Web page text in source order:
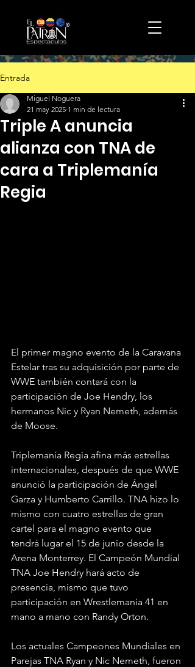
Entrada
Triple A anuncia
alianza con TNA de
cara a Triplemanía
Regia
Miguel Noguera
21 may 2025 1 min de lectura
El primer magno evento de la Caravana
Estelar tras su adquisición por parte de
WWE también contará con la
participación de Joe Hendry, los
hermanos Nic y Ryan Nemeth, además
de Moose.
Triplemanía Regia afina más estrellas
internacionales, después de que WWE
anunció la participación de Ángel
Garza y Humberto Carrillo. TNA hizo lo
mismo con cuatro estrellas de gran
cartel para el magno evento que
tendrá lugar el 15 de junio desde la
Arena Monterrey. El Campeón Mundial
TNA Joe Hendry hará acto de
presencia, mismo que tuvo
participación en Wrestlemania 41 en
mano a mano con Randy Orton.
Los actuales Campeones Mundiales en
Parejas TNA Ryan y Nic Nemeth, fueron